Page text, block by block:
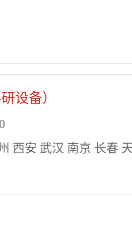
设备）
西安 武汉 南京 长春